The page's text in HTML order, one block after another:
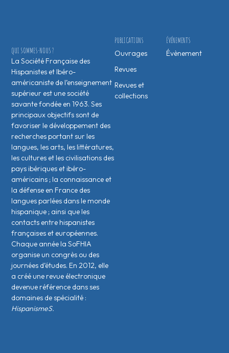
ÉVÉNEMENTS
Évènement
PUBLICATIONS
Ouvrages
Revues
Revues et
collections
QUI SOMMES-NOUS ?
La Société Française des
Hispanistes et Ibéro-
américaniste de l’enseignement
supérieur est une société
savante fondée en 1963. Ses
principaux objectifs sont de
favoriser le développement des
recherches portant sur les
langues, les arts, les littératures,
les cultures et les civilisations des
pays ibériques et ibéro-
américains ; la connaissance et
la défense en France des
langues parlées dans le monde
hispanique ; ainsi que les
contacts entre hispanistes
français·es et européen·nes.
Chaque année la SoFHIA
organise un congrès ou des
journées d’études. En 2012, elle
a créé une revue électronique
devenue référence dans ses
domaines de spécialité :
HispanismeS.